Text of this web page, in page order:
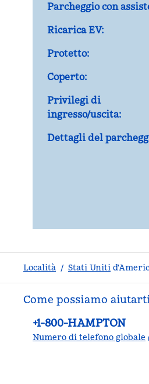
Parcheggio con
Ricarica EV:
Protetto:
Coperto:
Privilegi di
ingresso/uscita:
Dettagli del
Località / Stati Uniti
Come possiamo
Telefono:
+1-800-HAMPTON
Numero di telefono globale